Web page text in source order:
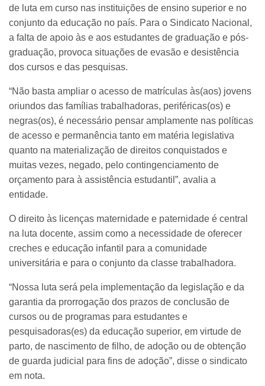
de luta em curso nas instituições de ensino superior e no
conjunto da educação no país. Para o Sindicato Nacional,
a falta de apoio às e aos estudantes de graduação e pós-
graduação, provoca situações de evasão e desistência
dos cursos e das pesquisas.
“Não basta ampliar o acesso de matrículas às(aos) jovens
oriundos das famílias trabalhadoras, periféricas(os) e
negras(os), é necessário pensar amplamente nas políticas
de acesso e permanência tanto em matéria legislativa
quanto na materialização de direitos conquistados e
muitas vezes, negado, pelo contingenciamento de
orçamento para à assistência estudantil”, avalia a
entidade.
O direito às licenças maternidade e paternidade é central
na luta docente, assim como a necessidade de oferecer
creches e educação infantil para a comunidade
universitária e para o conjunto da classe trabalhadora.
“Nossa luta será pela implementação da legislação e da
garantia da prorrogação dos prazos de conclusão de
cursos ou de programas para estudantes e
pesquisadoras(es) da educação superior, em virtude de
parto, de nascimento de filho, de adoção ou de obtenção
de guarda judicial para fins de adoção”, disse o sindicato
em nota.